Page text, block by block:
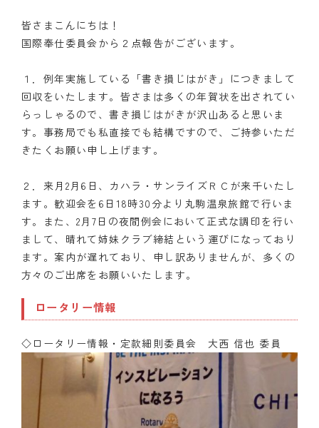
皆さまこんにちは！
国際奉仕委員会から２点報告がございます。
１．例年実施している「書き損じはがき」につきまして
回収をいたします。皆さまは多くの年賀状を出されてい
らっしゃるので、書き損じはがきが沢山あると思いま
す。事務局でも私直接でも結構ですので、ご持参いただ
きたくお願い申し上げます。
２．来月2月6日、カハラ・サンライズＲＣが来千いたし
ます。歓迎会を6日18時30分より丸駒温泉旅館で行いま
す。また、2月7日の夜間例会において正式な調印を行い
まして、晴れて姉妹クラブ締結という運びになっており
ます。案内が遅れており、申し訳ありませんが、多くの
方々のご出席をお願いいたします。
ロータリー情報
◇ロータリー情報・定款細則委員会 大西 信也 委員